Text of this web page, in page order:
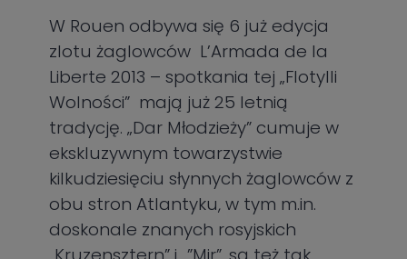
W Rouen odbywa się 6 już edycja
zlotu żaglowców L’Armada de la
Liberte 2013 – spotkania tej „Flotylli
Wolności” mają już 25 letnią
tradycję. „Dar Młodzieży” cumuje w
ekskluzywnym towarzystwie
kilkudziesięciu słynnych żaglowców z
obu stron Atlantyku, w tym m.in.
doskonale znanych rosyjskich